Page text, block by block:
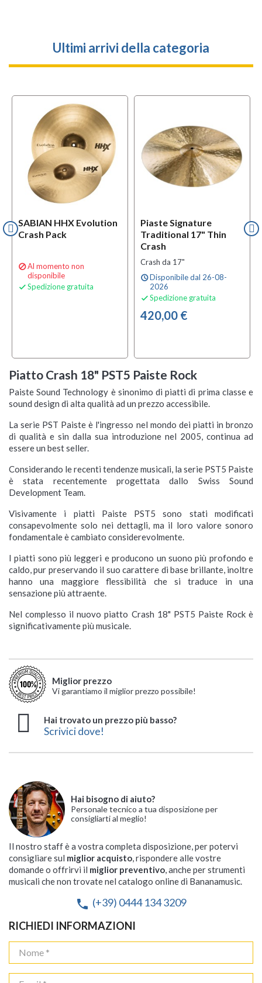
Ultimi arrivi della categoria
SABIAN HHX Evolution
Crash Pack
Al momento non
disponibile
 Spedizione gratuita
Piaste Signature
Traditional 17" Thin
Crash
Crash da 17"
scheduleDisponibile dal 26-08-
2026
 Spedizione gratuita
420,00 €
Piatto Crash 18" PST5 Paiste Rock
Paiste Sound Technology è sinonimo di piatti di prima classe e
sound design di alta qualità ad un prezzo accessibile.
La serie PST Paiste è l'ingresso nel mondo dei piatti in bronzo
di qualità e sin dalla sua introduzione nel 2005, continua ad
essere un best seller.
Considerando le recenti tendenze musicali, la serie PST5 Paiste
è stata recentemente progettata dallo Swiss Sound
Development Team.
Visivamente i piatti Paiste PST5 sono stati modificati
consapevolmente solo nei dettagli, ma il loro valore sonoro
fondamentale è cambiato considerevolmente.
I piatti sono più leggeri e producono un suono più profondo e
caldo, pur preservando il suo carattere di base brillante, inoltre
hanno una maggiore flessibilità che si traduce in una
sensazione più attraente.
Nel complesso il nuovo piatto Crash 18" PST5 Paiste Rock è
significativamente più musicale.
Miglior prezzo
Vi garantiamo il miglior prezzo possibile!
Hai trovato un prezzo più basso?
Scrivici dove!
Hai bisogno di aiuto?
Personale tecnico a tua disposizione per
consigliarti al meglio!
Il nostro staff è a vostra completa disposizione, per potervi
consigliare sul miglior acquisto, rispondere alle vostre
domande o offrirvi il miglior preventivo, anche per strumenti
musicali che non trovate nel catalogo online di Bananamusic.
phone (+39) 0444 134 3209
RICHIEDI INFORMAZIONI